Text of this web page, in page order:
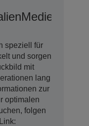
Medien
speziell für
und sorgen
mit
lang
zur
optimalen
folgen